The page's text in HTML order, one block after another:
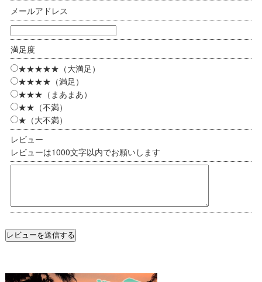
メールアドレス
満足度
★★★★★（大満足）
★★★★（満足）
★★★（まあまあ）
★★（不満）
★（大不満）
レビュー
レビューは1000文字以内でお願いします